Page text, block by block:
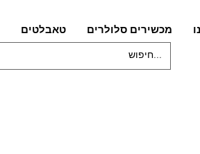
מכשירים סלולרים טאבלטים